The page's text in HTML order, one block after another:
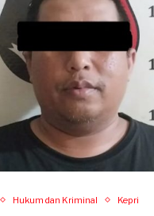
Hukum dan Kriminal Kepri